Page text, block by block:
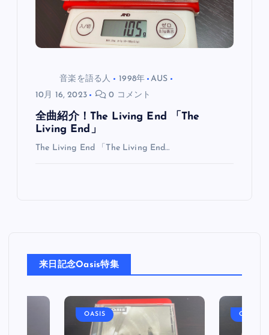
音楽を語る人 1998年
AUS
10月 16, 2023
0 コメント
全曲紹介！The Living End 「The
Living End」
The Living End 「The Living End…
来日記念Oasis特集
OASIS OASIS